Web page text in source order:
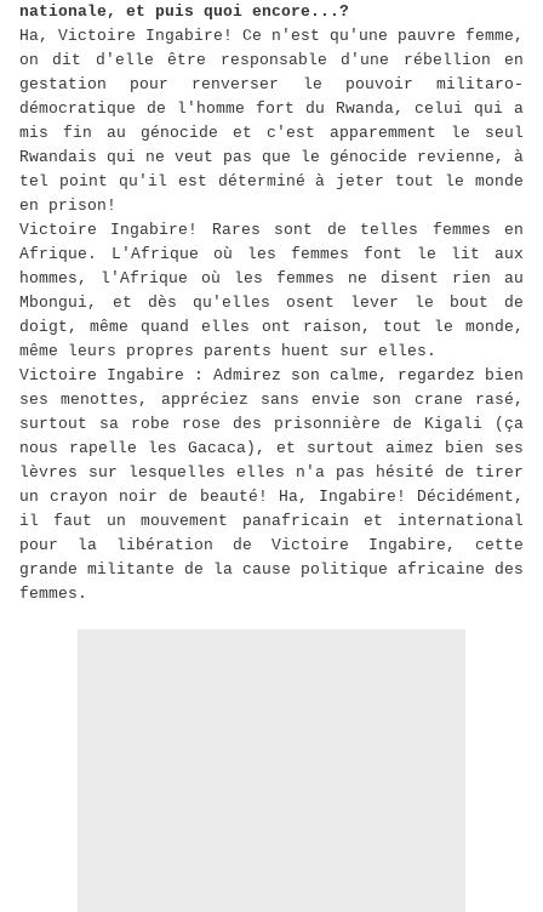
nationale, et puis quoi encore...?
Ha, Victoire Ingabire! Ce n'est qu'une pauvre femme,
on dit d'elle être responsable d'une rébellion en
gestation pour renverser le pouvoir militaro-
démocratique de l'homme fort du Rwanda, celui qui a
mis fin au génocide et c'est apparemment le seul
Rwandais qui ne veut pas que le génocide revienne, à
tel point qu'il est déterminé à jeter tout le monde
en prison!
Victoire Ingabire! Rares sont de telles femmes en
Afrique. L'Afrique où les femmes font le lit aux
hommes, l'Afrique où les femmes ne disent rien au
Mbongui, et dès qu'elles osent lever le bout de
doigt, même quand elles ont raison, tout le monde,
même leurs propres parents huent sur elles.
Victoire Ingabire : Admirez son calme, regardez bien
ses menottes, appréciez sans envie son crane rasé,
surtout sa robe rose des prisonnière de Kigali (ça
nous rapelle les Gacaca), et surtout aimez bien ses
lèvres sur lesquelles elles n'a pas hésité de tirer
un crayon noir de beauté! Ha, Ingabire! Décidément,
il faut un mouvement panafricain et international
pour la libération de Victoire Ingabire, cette
grande militante de la cause politique africaine des
femmes.